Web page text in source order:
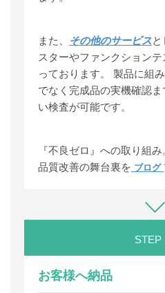
また、 その他のサービス
スターやファンクション
っております。 製品に組
でなく完成品の実機確認
い検査が可能です。
『不良ゼロ』への取り組み
品質改善の舞台裏を ブログ
STEP
お客様へ納品